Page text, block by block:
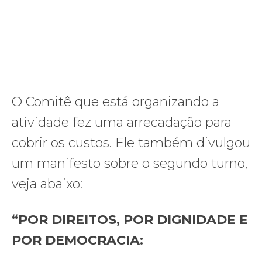
O Comitê que está organizando a
atividade fez uma arrecadação para
cobrir os custos. Ele também divulgou
um manifesto sobre o segundo turno,
veja abaixo:
“POR DIREITOS, POR DIGNIDADE E
POR DEMOCRACIA: